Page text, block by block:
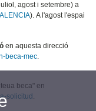
agost i setembre) a
). A l'agost l'espai
en aquesta direcció
beca-mec.
beca" en
solicitud .